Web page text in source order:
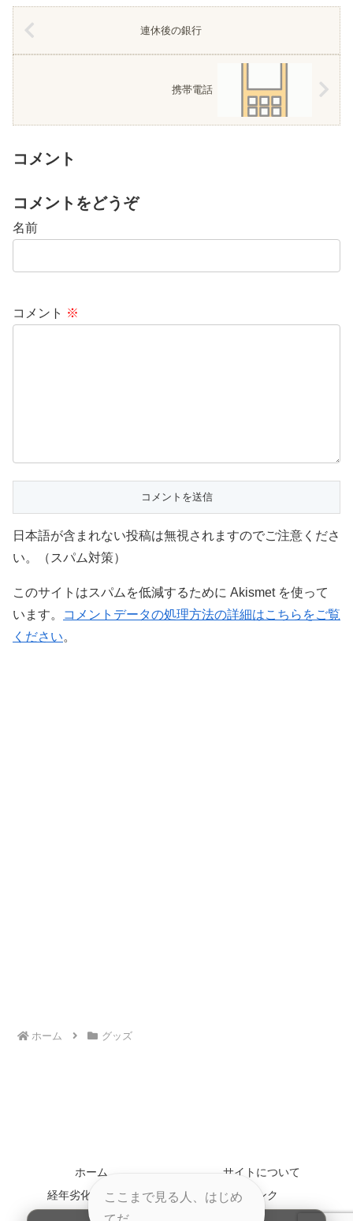
連休後の銀行
携帯電話
コメント
コメントをどうぞ
名前
コメント ※
日本語が含まれない投稿は無視されますのでご注意くださ
い。（スパム対策）
このサイトはスパムを低減するために Akismet を使って
います。
コメントデータの処理方法の詳細はこちらをご覧
ください。
ホーム グッズ
ホーム
サイトについて
経年劣化について
リンク
ここまで見る人、はじめ